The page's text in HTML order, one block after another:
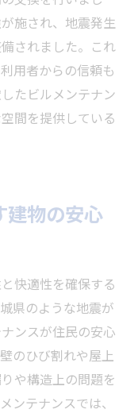
施され、地震発生
されました。これ
用者からの信頼も
たビルメンテナン
間を提供している
建物の安心
快適性を確保する
県のような地震が
ンスが住民の安心
のひび割れや屋上
や構造上の問題を
ンテナンスでは、